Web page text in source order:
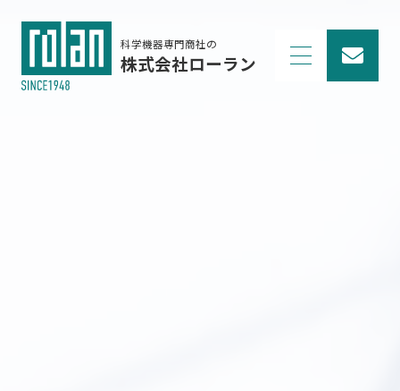
科学機器専門商社の
株式会社ローラン